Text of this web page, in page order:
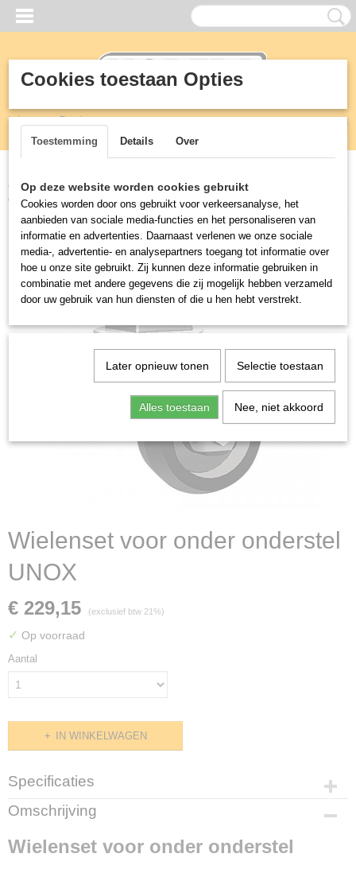
Inloggen Registreren
(0)
Home >Horeca>Combi steamers>Wielenset voor onder
onderstel UNOX
Wielenset voor onder onderstel
UNOX
€ 229,15 (exclusief btw 21%)
✓ Op voorraad
Aantal
IN WINKELWAGEN
Specificaties
Productcode
Omschrijving
Wielenset voor onder onderstel
Cookies toestaan Opties
Toestemming Details Over
Op deze website worden cookies gebruikt
Cookies worden door ons gebruikt voor verkeersanalyse, het
aanbieden van sociale media-functies en het personaliseren van
informatie en advertenties. Daarnaast verlenen we onze sociale
media-, advertentie- en analysepartners toegang tot informatie over
hoe u onze site gebruikt. Zij kunnen deze informatie gebruiken in
combinatie met andere gegevens die zij mogelijk hebben verzameld
door uw gebruik van hun diensten of die u hen hebt verstrekt.
Later opnieuw tonen Selectie toestaan
Alles toestaan Nee, niet akkoord